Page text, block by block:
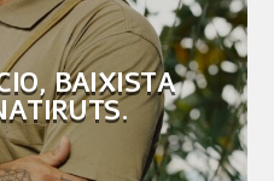
BAIXISTA